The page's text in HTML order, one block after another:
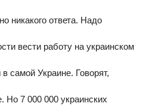
никакого ответа. Надо
вести работу на украинском
самой Украине. Говорят,
Но 7 000 000 украинских